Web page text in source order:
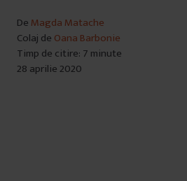
De Magda Matache
Colaj de Oana Barbonie
Timp de citire: 7 minute
28 aprilie 2020